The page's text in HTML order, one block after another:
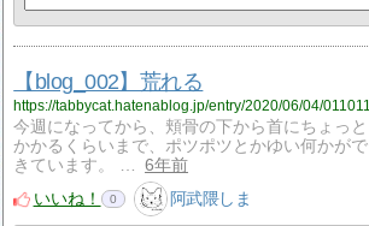
【blog_002】荒れる
https://tabbycat.hatenablog.jp/entry/2020/06/04/011011
今週になってから、頬骨の下から首にちょっと
かかるくらいまで、ポツポツとかゆい何かがで
きています。 …
6年前
いいね！
0 阿武隈しま